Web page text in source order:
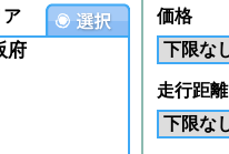
ア
府
価格
走行距離